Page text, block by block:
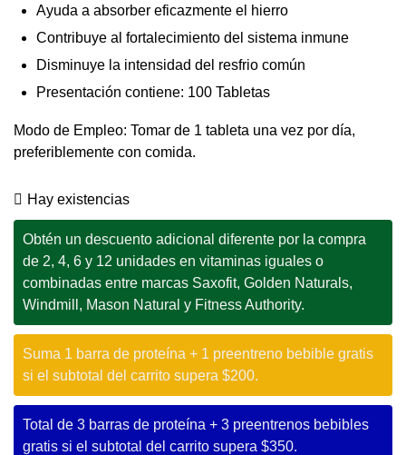
Ayuda a absorber eficazmente el hierro
Contribuye al fortalecimiento del sistema inmune
Disminuye la intensidad del resfrio común
Presentación contiene: 100 Tabletas
Modo de Empleo: Tomar de 1 tableta una vez por día,
preferiblemente con comida.
Hay existencias
Obtén un descuento adicional diferente por la compra
de 2, 4, 6 y 12 unidades en vitaminas iguales o
combinadas entre marcas Saxofit, Golden Naturals,
Windmill, Mason Natural y Fitness Authority.
Suma 1 barra de proteína + 1 preentreno bebible gratis
si el subtotal del carrito supera $200.
Total de 3 barras de proteína + 3 preentrenos bebibles
gratis si el subtotal del carrito supera $350.